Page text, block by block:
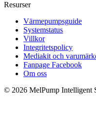
Resurser
Värmepumpsguide
Systemstatus
Villkor
Integritetspolicy
Mediakit och
Fanpage Facebook
Om oss
© 2026 MelPump Intelligent